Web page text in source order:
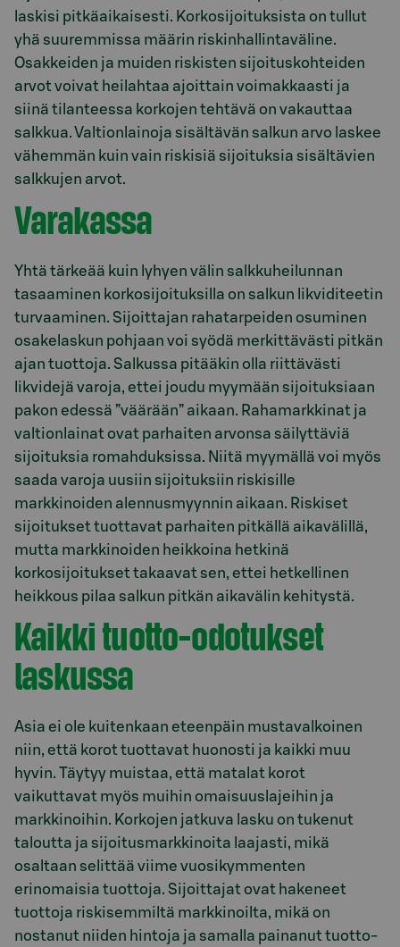
laskisi pitkäaikaisesti. Korkosijoituksista on tullut
yhä suuremmissa määrin riskinhallintaväline.
Osakkeiden ja muiden riskisten sijoituskohteiden
arvot voivat heilahtaa ajoittain voimakkaasti ja
siinä tilanteessa korkojen tehtävä on vakauttaa
salkkua. Valtionlainoja sisältävän salkun arvo laskee
vähemmän kuin vain riskisiä sijoituksia sisältävien
salkkujen arvot.
Varakassa
Yhtä tärkeää kuin lyhyen välin salkkuheilunnan
tasaaminen korkosijoituksilla on salkun likviditeetin
turvaaminen. Sijoittajan rahatarpeiden osuminen
osakelaskun pohjaan voi syödä merkittävästi pitkän
ajan tuottoja. Salkussa pitääkin olla riittävästi
likvidejä varoja, ettei joudu myymään sijoituksiaan
pakon edessä ”väärään” aikaan. Rahamarkkinat ja
valtionlainat ovat parhaiten arvonsa säilyttäviä
sijoituksia romahduksissa. Niitä myymällä voi myös
saada varoja uusiin sijoituksiin riskisille
markkinoiden alennusmyynnin aikaan. Riskiset
sijoitukset tuottavat parhaiten pitkällä aikavälillä,
mutta markkinoiden heikkoina hetkinä
korkosijoitukset takaavat sen, ettei hetkellinen
heikkous pilaa salkun pitkän aikavälin kehitystä.
Kaikki tuotto-odotukset
laskussa
Asia ei ole kuitenkaan eteenpäin mustavalkoinen
niin, että korot tuottavat huonosti ja kaikki muu
hyvin. Täytyy muistaa, että matalat korot
vaikuttavat myös muihin omaisuuslajeihin ja
markkinoihin. Korkojen jatkuva lasku on tukenut
taloutta ja sijoitusmarkkinoita laajasti, mikä
osaltaan selittää viime vuosikymmenten
erinomaisia tuottoja. Sijoittajat ovat hakeneet
tuottoja riskisemmiltä markkinoilta, mikä on
nostanut niiden hintoja ja samalla painanut tuotto-